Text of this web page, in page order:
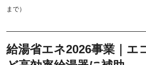
まで）
給湯省エネ2026事業｜エ